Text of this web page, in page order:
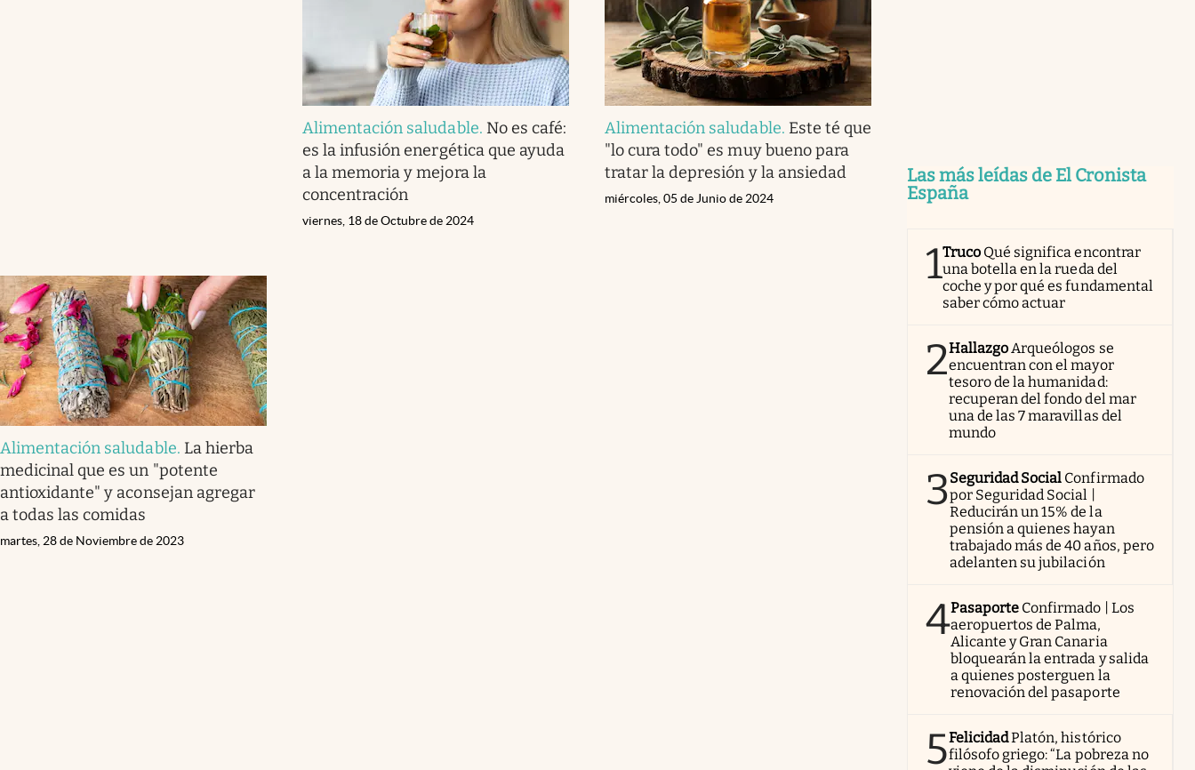
Alimentación saludable. No es café:
es la infusión energética que ayuda
a la memoria y mejora la
concentración
viernes, 18 de Octubre de 2024
Alimentación saludable. Este té que
"lo cura todo" es muy bueno para
tratar la depresión y la ansiedad
miércoles, 05 de Junio de 2024
Alimentación saludable. La hierba
medicinal que es un "potente
antioxidante" y aconsejan agregar
a todas las comidas
martes, 28 de Noviembre de 2023
Las más leídas de El Cronista
España
1Truco Qué significa encontrar
una botella en la rueda del
coche y por qué es fundamental
saber cómo actuar
2Hallazgo Arqueólogos se
encuentran con el mayor
tesoro de la humanidad:
recuperan del fondo del mar
una de las 7 maravillas del
mundo
3Seguridad Social Confirmado
por Seguridad Social |
Reducirán un 15% de la
pensión a quienes hayan
trabajado más de 40 años, pero
adelanten su jubilación
4Pasaporte Confirmado | Los
aeropuertos de Palma,
Alicante y Gran Canaria
bloquearán la entrada y salida
a quienes posterguen la
renovación del pasaporte
5FelicidadPlatón, histórico
filósofo griego: “La pobreza no